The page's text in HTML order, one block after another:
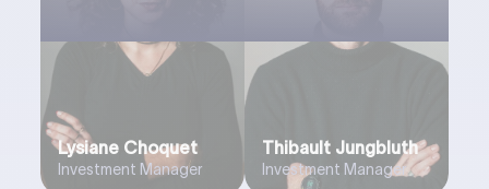
Lysiane Choquet
Investment Manager
Thibault Jungbluth
Investment Manager